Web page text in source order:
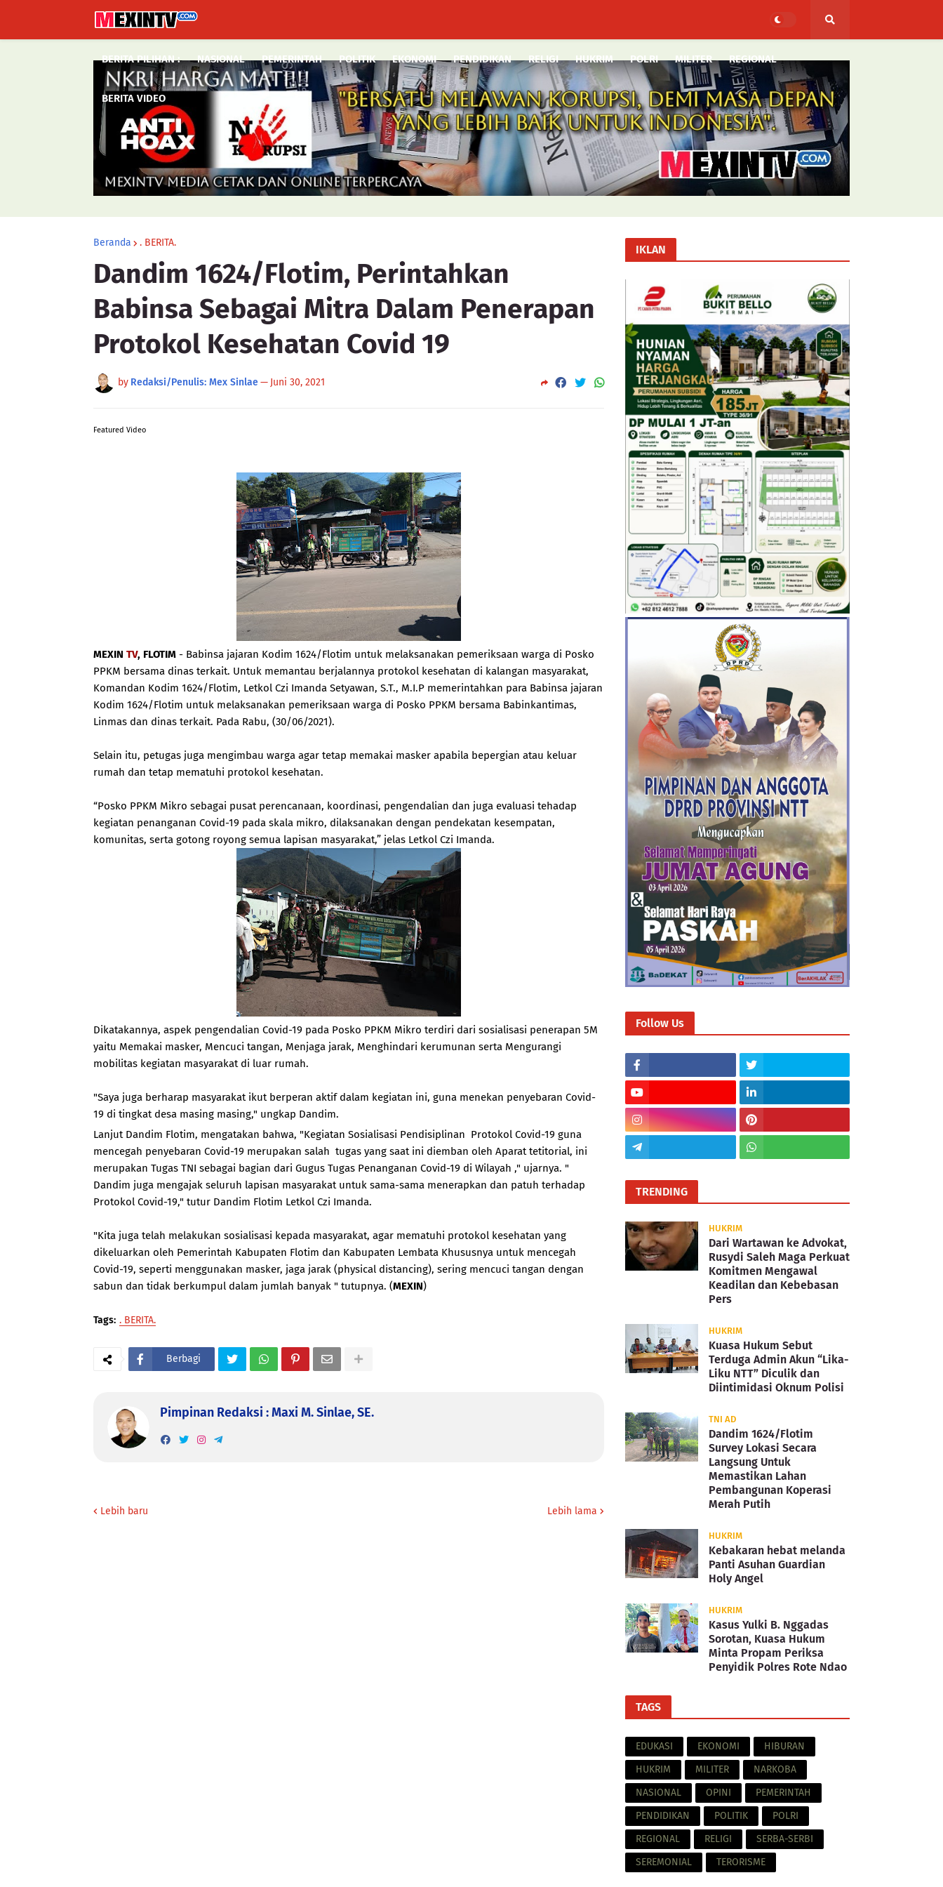
BERITA PILIHAN : NASIONAL PEMERINTAH POLITIK EKONOMI PENDIDIKAN RELIGI HUKRIM POLRI MILITER REGIONAL
BERITA VIDEO
Beranda . BERITA.
Dandim 1624/Flotim, Perintahkan
Babinsa Sebagai Mitra Dalam Penerapan
Protokol Kesehatan Covid 19
by Redaksi/Penulis: Mex Sinlae— Juni 30, 2021
Featured Video
MEXIN TV, FLOTIM - Babinsa jajaran Kodim 1624/Flotim untuk melaksanakan pemeriksaan warga di Posko
PPKM bersama dinas terkait. Untuk memantau berjalannya protokol kesehatan di kalangan masyarakat,
Komandan Kodim 1624/Flotim, Letkol Czi Imanda Setyawan, S.T., M.I.P memerintahkan para Babinsa jajaran
Kodim 1624/Flotim untuk melaksanakan pemeriksaan warga di Posko PPKM bersama Babinkantimas,
Linmas dan dinas terkait. Pada Rabu, (30/06/2021).
Selain itu, petugas juga mengimbau warga agar tetap memakai masker apabila bepergian atau keluar
rumah dan tetap mematuhi protokol kesehatan.
“Posko PPKM Mikro sebagai pusat perencanaan, koordinasi, pengendalian dan juga evaluasi tehadap
kegiatan penanganan Covid-19 pada skala mikro, dilaksanakan dengan pendekatan kesempatan,
komunitas, serta gotong royong semua lapisan masyarakat,” jelas Letkol Czi Imanda.
Dikatakannya, aspek pengendalian Covid-19 pada Posko PPKM Mikro terdiri dari sosialisasi penerapan 5M
yaitu Memakai masker, Mencuci tangan, Menjaga jarak, Menghindari kerumunan serta Mengurangi
mobilitas kegiatan masyarakat di luar rumah.
"Saya juga berharap masyarakat ikut berperan aktif dalam kegiatan ini, guna menekan penyebaran Covid-
19 di tingkat desa masing masing," ungkap Dandim.
Lanjut Dandim Flotim, mengatakan bahwa, "Kegiatan Sosialisasi Pendisiplinan Protokol Covid-19 guna
mencegah penyebaran Covid-19 merupakan salah tugas yang saat ini diemban oleh Aparat tetitorial, ini
merupakan Tugas TNI sebagai bagian dari Gugus Tugas Penanganan Covid-19 di Wilayah ," ujarnya. "
Dandim juga mengajak seluruh lapisan masyarakat untuk sama-sama menerapkan dan patuh terhadap
Protokol Covid-19," tutur Dandim Flotim Letkol Czi Imanda.
"Kita juga telah melakukan sosialisasi kepada masyarakat, agar mematuhi protokol kesehatan yang
dikeluarkan oleh Pemerintah Kabupaten Flotim dan Kabupaten Lembata Khususnya untuk mencegah
Covid-19, seperti menggunakan masker, jaga jarak (physical distancing), sering mencuci tangan dengan
sabun dan tidak berkumpul dalam jumlah banyak " tutupnya. (MEXIN)
Tags: . BERITA.
Berbagi
Pimpinan Redaksi : Maxi M. Sinlae, SE.
Lebih baru Lebih lama
IKLAN
Follow Us
TRENDING
HUKRIM
Dari Wartawan ke Advokat,
Rusydi Saleh Maga Perkuat
Komitmen Mengawal
Keadilan dan Kebebasan
Pers
HUKRIM
Kuasa Hukum Sebut
Terduga Admin Akun “Lika-
Liku NTT” Diculik dan
Diintimidasi Oknum Polisi
TNI AD
Dandim 1624/Flotim
Survey Lokasi Secara
Langsung Untuk
Memastikan Lahan
Pembangunan Koperasi
Merah Putih
HUKRIM
Kebakaran hebat melanda
Panti Asuhan Guardian
Holy Angel
HUKRIM
Kasus Yulki B. Nggadas
Sorotan, Kuasa Hukum
Minta Propam Periksa
Penyidik Polres Rote Ndao
TAGS
EDUKASI EKONOMI
HIBURAN
HUKRIM
MILITER
NARKOBA
NASIONAL
OPINI
PEMERINTAH
PENDIDIKAN
POLITIK
POLRI
REGIONAL
RELIGI
SERBA-SERBI
SEREMONIAL
TERORISME